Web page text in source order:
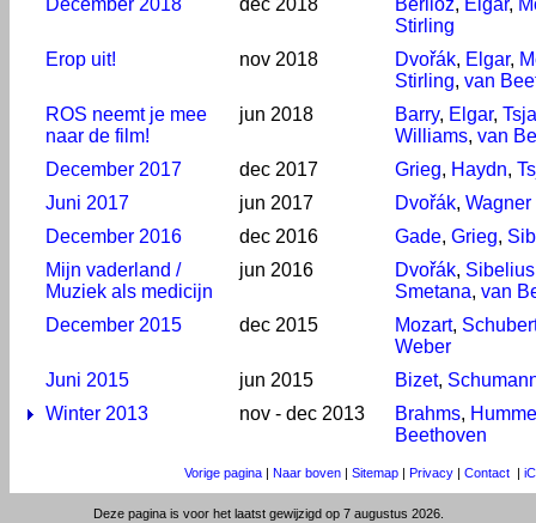
Stirling
Erop uit!
nov 2018 Dvořák, Elgar,
Stirling, van
ROS neemt je mee
naar de film!
jun 2018 Barry, Elgar,
Williams, van
December 2017
dec 2017 Grieg, Haydn,
Juni 2017
jun 2017 Dvořák, Wagner
December 2016
dec 2016 Gade, Grieg,
Mijn vaderland /
Muziek als medicijn
jun 2016 Dvořák, Sibelius
Smetana, van
December 2015
dec 2015 Mozart,
Weber
Juni 2015
jun 2015 Bizet,
Winter 2013
nov - dec 2013 Brahms,
Beethoven
Vorige pagina | Naar boven | Sitemap | Privacy | Contact |
Deze pagina is voor het laatst gewijzigd op 7 augustus 2026.